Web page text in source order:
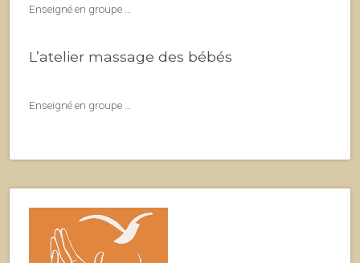
Enseigné en groupe …
L’atelier massage des bébés
Enseigné en groupe …